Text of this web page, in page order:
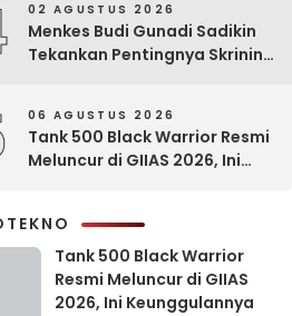
02 AGUSTUS 2026
Menkes Budi Gunadi Sadikin
Tekankan Pentingnya Skrining
06 AGUSTUS 2026
Tank 500 Black Warrior Resmi
Meluncur di GIIAS 2026, Ini
Tank 500 Black Warrior
Resmi Meluncur di GIIAS
2026, Ini Keunggulannya